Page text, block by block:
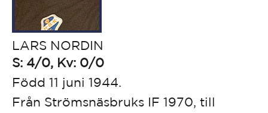
LARS NORDIN
S: 4/0, Kv: 0/0
Född 11 juni 1944.
Från Strömsnäsbruks IF 1970, till